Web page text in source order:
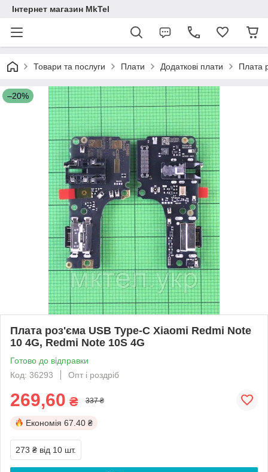
Інтернет магазин MkTel
Товари та послуги Плати Додаткові плати Плата
–20%
Плата роз'єма USB Type-C Xiaomi Redmi Note
10 4G, Redmi Note 10S 4G
Готово до відправки
Код: 36293
Опт і роздріб
269,60 ₴ 337 ₴
Економія 67.40 ₴
273 ₴ від 10 шт.